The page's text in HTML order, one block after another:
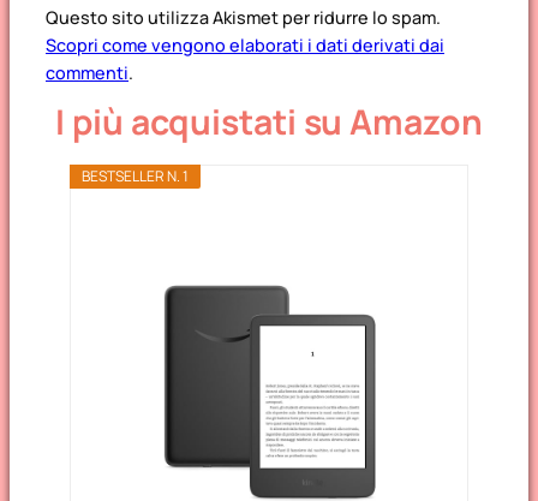
Questo sito utilizza Akismet per ridurre lo spam.
Scopri come vengono elaborati i dati derivati dai
commenti.
I più acquistati su Amazon
BESTSELLER N. 1